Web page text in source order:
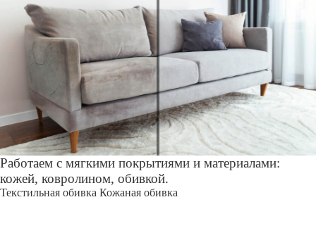
Работаем с мягкими покрытиями и материалами:
кожей, ковролином, обивкой.
Текстильная обивка Кожаная обивка